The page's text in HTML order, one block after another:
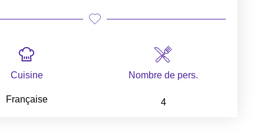
Cuisine
Française
Nombre de pers.
4